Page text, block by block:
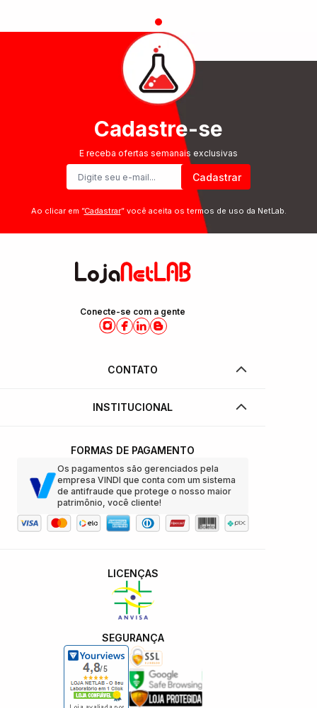
Cadastre-se
E receba ofertas semanais exclusivas
Cadastrar
Ao clicar em ”Cadastrar” você aceita os termos de uso da NetLab.
Conecte-se com a gente
CONTATO
INSTITUCIONAL
FORMAS DE PAGAMENTO
Os pagamentos são gerenciados pela
empresa VINDI que conta com um sistema
de antifraude que protege o nosso maior
patrimônio, você cliente!
SEGURANÇA
LICENÇAS